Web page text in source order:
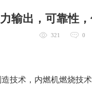
输出，可靠性
321 0
技术，内燃机燃烧技